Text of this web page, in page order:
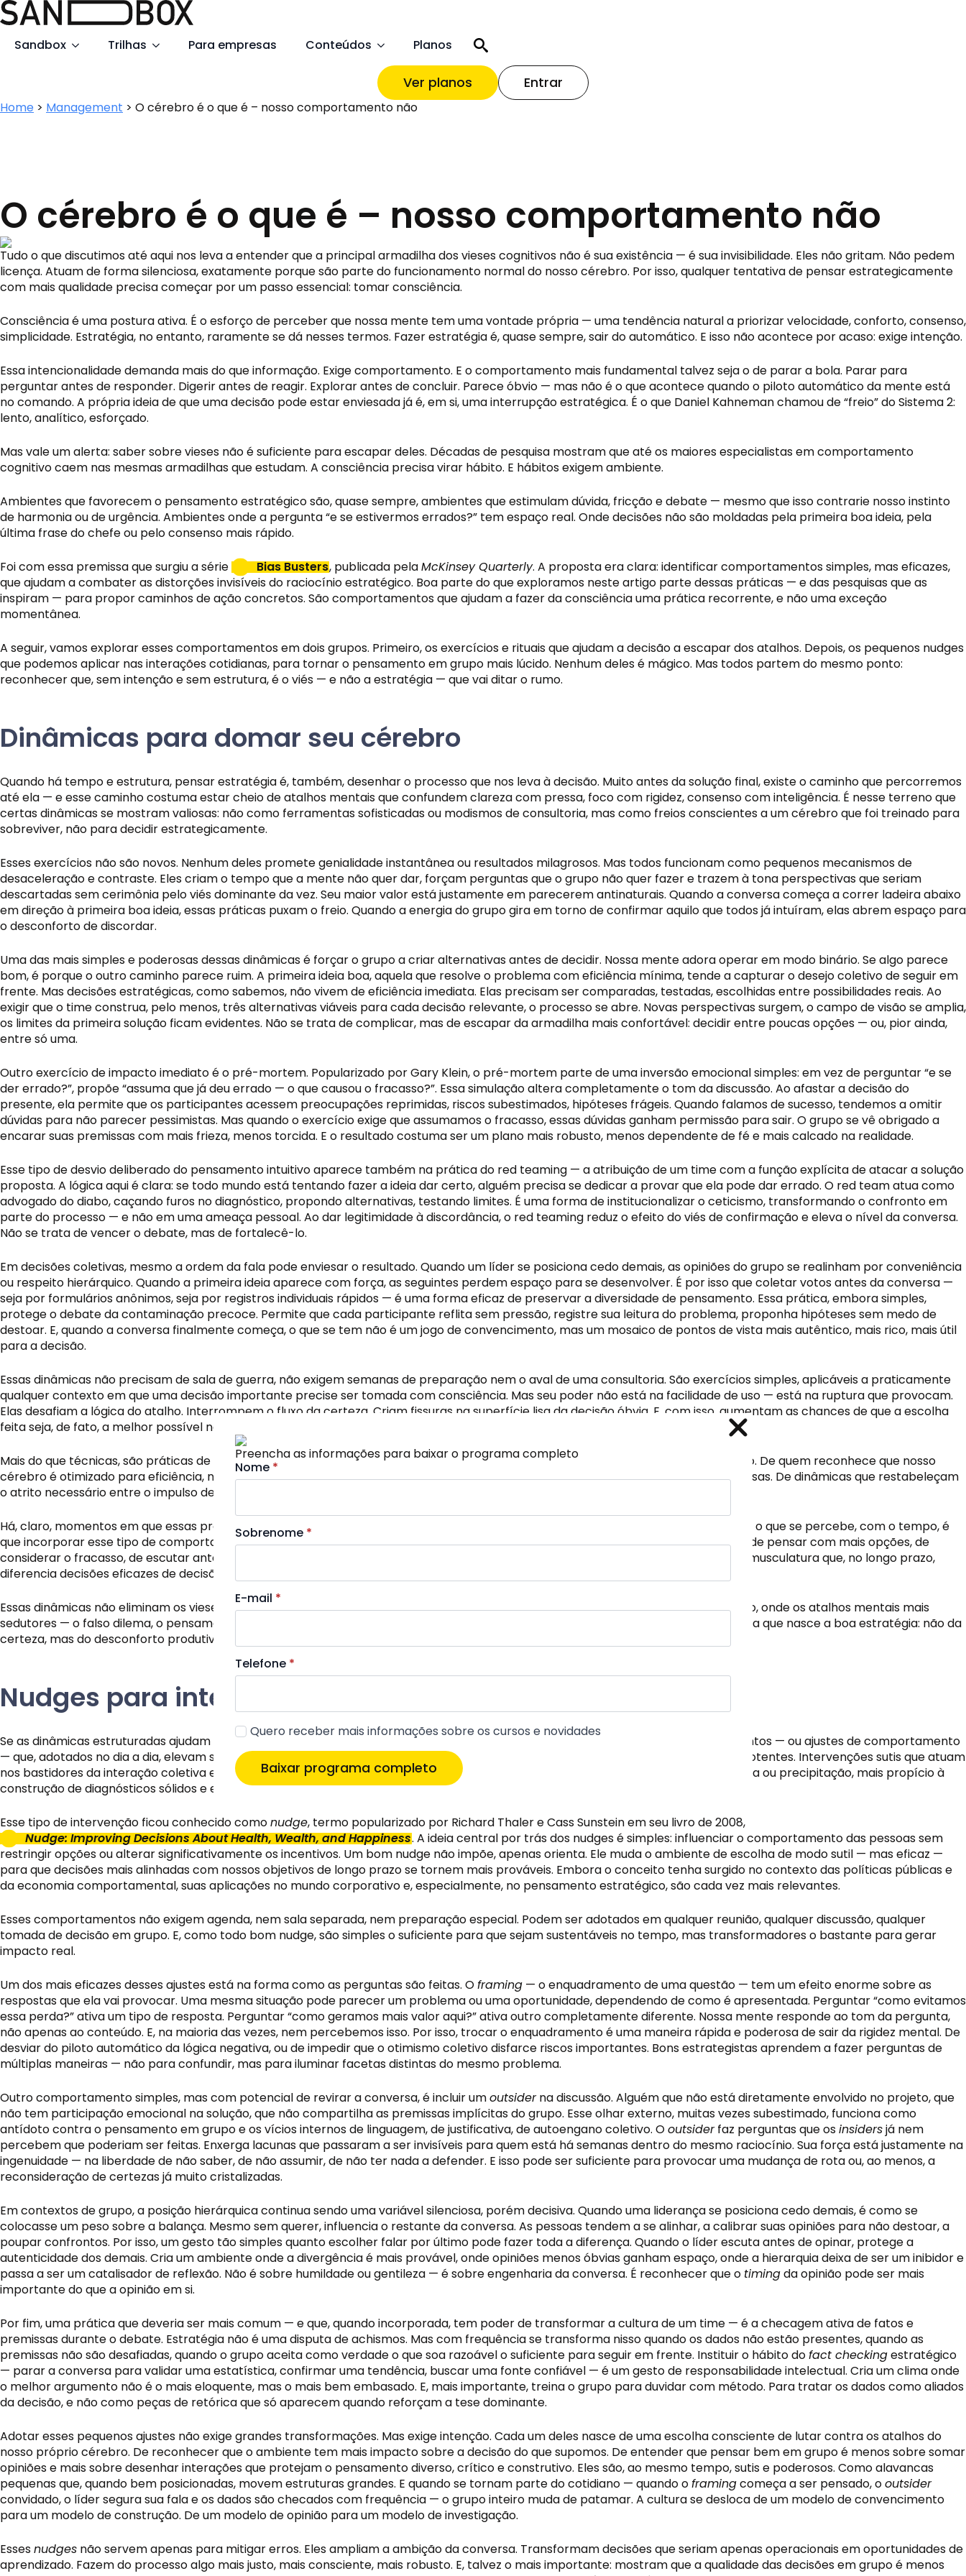
Sandbox Trilhas Para empresas Conteúdos Planos
for:
Ver planos Entrar
Home > Management > O cérebro é o que é – nosso comportamento não
O cérebro é o que é – nosso comportamento não
Tudo o que discutimos até aqui nos leva a entender que a principal armadilha dos vieses cognitivos não é sua existência — é sua invisibilidade. Eles não gritam. Não pedem
licença. Atuam de forma silenciosa, exatamente porque são parte do funcionamento normal do nosso cérebro. Por isso, qualquer tentativa de pensar estrategicamente
com mais qualidade precisa começar por um passo essencial: tomar consciência.
Consciência é uma postura ativa. É o esforço de perceber que nossa mente tem uma vontade própria — uma tendência natural a priorizar velocidade, conforto, consenso,
simplicidade. Estratégia, no entanto, raramente se dá nesses termos. Fazer estratégia é, quase sempre, sair do automático. E isso não acontece por acaso: exige intenção.
Essa intencionalidade demanda mais do que informação. Exige comportamento. E o comportamento mais fundamental talvez seja o de parar a bola. Parar para
perguntar antes de responder. Digerir antes de reagir. Explorar antes de concluir. Parece óbvio — mas não é o que acontece quando o piloto automático da mente está
no comando. A própria ideia de que uma decisão pode estar enviesada já é, em si, uma interrupção estratégica. É o que Daniel Kahneman chamou de “freio” do Sistema 2:
lento, analítico, esforçado.
Mas vale um alerta: saber sobre vieses não é suficiente para escapar deles. Décadas de pesquisa mostram que até os maiores especialistas em comportamento
cognitivo caem nas mesmas armadilhas que estudam. A consciência precisa virar hábito. E hábitos exigem ambiente.
Ambientes que favorecem o pensamento estratégico são, quase sempre, ambientes que estimulam dúvida, fricção e debate — mesmo que isso contrarie nosso instinto
de harmonia ou de urgência. Ambientes onde a pergunta “e se estivermos errados?” tem espaço real. Onde decisões não são moldadas pela primeira boa ideia, pela
última frase do chefe ou pelo consenso mais rápido.
Foi com essa premissa que surgiu a série Bias Busters, publicada pelaMcKinsey Quarterly. A proposta era clara: identificar comportamentos simples, mas eficazes,
que ajudam a combater as distorções invisíveis do raciocínio estratégico. Boa parte do que exploramos neste artigo parte dessas práticas — e das pesquisas que as
inspiram — para propor caminhos de ação concretos. São comportamentos que ajudam a fazer da consciência uma prática recorrente, e não uma exceção
momentânea.
A seguir, vamos explorar esses comportamentos em dois grupos. Primeiro, os exercícios e rituais que ajudam a decisão a escapar dos atalhos. Depois, os pequenos nudges
que podemos aplicar nas interações cotidianas, para tornar o pensamento em grupo mais lúcido. Nenhum deles é mágico. Mas todos partem do mesmo ponto:
reconhecer que, sem intenção e sem estrutura, é o viés — e não a estratégia — que vai ditar o rumo.
Dinâmicas para domar seu cérebro
Quando há tempo e estrutura, pensar estratégia é, também, desenhar o processo que nos leva à decisão. Muito antes da solução final, existe o caminho que percorremos
até ela — e esse caminho costuma estar cheio de atalhos mentais que confundem clareza com pressa, foco com rigidez, consenso com inteligência. É nesse terreno que
certas dinâmicas se mostram valiosas: não como ferramentas sofisticadas ou modismos de consultoria, mas como freios conscientes a um cérebro que foi treinado para
sobreviver, não para decidir estrategicamente.
Esses exercícios não são novos. Nenhum deles promete genialidade instantânea ou resultados milagrosos. Mas todos funcionam como pequenos mecanismos de
desaceleração e contraste. Eles criam o tempo que a mente não quer dar, forçam perguntas que o grupo não quer fazer e trazem à tona perspectivas que seriam
descartadas sem cerimônia pelo viés dominante da vez. Seu maior valor está justamente em parecerem antinaturais. Quando a conversa começa a correr ladeira abaixo
em direção à primeira boa ideia, essas práticas puxam o freio. Quando a energia do grupo gira em torno de confirmar aquilo que todos já intuíram, elas abrem espaço para
o desconforto de discordar.
Uma das mais simples e poderosas dessas dinâmicas é forçar o grupo a criar alternativas antes de decidir. Nossa mente adora operar em modo binário. Se algo parece
bom, é porque o outro caminho parece ruim. A primeira ideia boa, aquela que resolve o problema com eficiência mínima, tende a capturar o desejo coletivo de seguir em
frente. Mas decisões estratégicas, como sabemos, não vivem de eficiência imediata. Elas precisam ser comparadas, testadas, escolhidas entre possibilidades reais. Ao
exigir que o time construa, pelo menos, três alternativas viáveis para cada decisão relevante, o processo se abre. Novas perspectivas surgem, o campo de visão se amplia,
os limites da primeira solução ficam evidentes. Não se trata de complicar, mas de escapar da armadilha mais confortável: decidir entre poucas opções — ou, pior ainda,
entre só uma.
Outro exercício de impacto imediato é o pré-mortem. Popularizado por Gary Klein, o pré-mortem parte de uma inversão emocional simples: em vez de perguntar “e se
der errado?”, propõe “assuma que já deu errado — o que causou o fracasso?”. Essa simulação altera completamente o tom da discussão. Ao afastar a decisão do
presente, ela permite que os participantes acessem preocupações reprimidas, riscos subestimados, hipóteses frágeis. Quando falamos de sucesso, tendemos a omitir
dúvidas para não parecer pessimistas. Mas quando o exercício exige que assumamos o fracasso, essas dúvidas ganham permissão para sair. O grupo se vê obrigado a
encarar suas premissas com mais frieza, menos torcida. E o resultado costuma ser um plano mais robusto, menos dependente de fé e mais calcado na realidade.
Esse tipo de desvio deliberado do pensamento intuitivo aparece também na prática do red teaming — a atribuição de um time com a função explícita de atacar a solução
proposta. A lógica aqui é clara: se todo mundo está tentando fazer a ideia dar certo, alguém precisa se dedicar a provar que ela pode dar errado. O red team atua como
advogado do diabo, caçando furos no diagnóstico, propondo alternativas, testando limites. É uma forma de institucionalizar o ceticismo, transformando o confronto em
parte do processo — e não em uma ameaça pessoal. Ao dar legitimidade à discordância, o red teaming reduz o efeito do viés de confirmação e eleva o nível da conversa.
Não se trata de vencer o debate, mas de fortalecê-lo.
Em decisões coletivas, mesmo a ordem da fala pode enviesar o resultado. Quando um líder se posiciona cedo demais, as opiniões do grupo se realinham por conveniência
ou respeito hierárquico. Quando a primeira ideia aparece com força, as seguintes perdem espaço para se desenvolver. É por isso que coletar votos antes da conversa —
seja por formulários anônimos, seja por registros individuais rápidos — é uma forma eficaz de preservar a diversidade de pensamento. Essa prática, embora simples,
protege o debate da contaminação precoce. Permite que cada participante reflita sem pressão, registre sua leitura do problema, proponha hipóteses sem medo de
destoar. E, quando a conversa finalmente começa, o que se tem não é um jogo de convencimento, mas um mosaico de pontos de vista mais autêntico, mais rico, mais útil
para a decisão.
Essas dinâmicas não precisam de sala de guerra, não exigem semanas de preparação nem o aval de uma consultoria. São exercícios simples, aplicáveis a praticamente
qualquer contexto em que uma decisão importante precise ser tomada com consciência. Mas seu poder não está na facilidade de uso — está na ruptura que provocam.
Elas desafiam a lógica do atalho. Interrompem o fluxo da certeza. Criam fissuras na superfície lisa da decisão óbvia. E, com isso, aumentam as chances de que a escolha
feita seja, de fato, a melhor possível naquele momento — não apenas a mais rápida ou a mais confortável.
Mais do que técnicas, são práticas de intenção. Escolhas conscientes de quem sabe que pensar bem exige mais do que pensar rápido. De quem reconhece que nosso
cérebro é otimizado para eficiência, não para lucidez. E que, justamente por isso, o pensamento estratégico precisa de freios. De pausas. De dinâmicas que restabeleçam
o atrito necessário entre o impulso de decidir e a responsabilidade de acertar.
Há, claro, momentos em que essas práticas parecem excessivas. Há decisões que precisam ser tomadas em horas, não em dias. Mas o que se percebe, com o tempo, é
que incorporar esse tipo de comportamento transforma o padrão da tomada de decisão. Mesmo quando o tempo é curto, o hábito de pensar com mais opções, de
considerar o fracasso, de escutar antes de falar, de testar antes de confirmar, começa a operar automaticamente. E é esse tipo de musculatura que, no longo prazo,
diferencia decisões eficazes de decisões apenas eficientes.
Essas dinâmicas não eliminam os vieses. Nada elimina. Mas criam espaço para que eles sejam confrontados. Criam uma zona de atrito, onde os atalhos mentais mais
sedutores — o falso dilema, o pensamento em grupo, a ânsia por agir — são desafiados antes que se tornem irreversíveis. É nessa zona que nasce a boa estratégia: não da
certeza, mas do desconforto produtivo de quem ousa pensar mais devagar.
Nudges para interações em grupo
Se as dinâmicas estruturadas ajudam a melhorar decisões em contextos mais planejados, existem também pequenos comportamentos — ou ajustes de comportamento
— que, adotados no dia a dia, elevam significativamente a qualidade das conversas e decisões em grupo. São gestos discretos, mas potentes. Intervenções sutis que atuam
nos bastidores da interação coletiva e, aos poucos, moldam um ambiente menos suscetível a viés, menos contaminado por hierarquia ou precipitação, mais propício à
construção de diagnósticos sólidos e escolhas conscientes.
Esse tipo de intervenção ficou conhecido comonudge, termo popularizado por Richard Thaler e Cass Sunstein em seu livro de 2008,
Nudge: Improving Decisions About Health, Wealth, and Happiness. A ideia central por trás dos nudges é simples: influenciar o comportamento das pessoas sem
restringir opções ou alterar significativamente os incentivos. Um bom nudge não impõe, apenas orienta. Ele muda o ambiente de escolha de modo sutil — mas eficaz —
para que decisões mais alinhadas com nossos objetivos de longo prazo se tornem mais prováveis. Embora o conceito tenha surgido no contexto das políticas públicas e
da economia comportamental, suas aplicações no mundo corporativo e, especialmente, no pensamento estratégico, são cada vez mais relevantes.
Esses comportamentos não exigem agenda, nem sala separada, nem preparação especial. Podem ser adotados em qualquer reunião, qualquer discussão, qualquer
tomada de decisão em grupo. E, como todo bom nudge, são simples o suficiente para que sejam sustentáveis no tempo, mas transformadores o bastante para gerar
impacto real.
Um dos mais eficazes desses ajustes está na forma como as perguntas são feitas. Oframing — o enquadramento de uma questão — tem um efeito enorme sobre as
respostas que ela vai provocar. Uma mesma situação pode parecer um problema ou uma oportunidade, dependendo de como é apresentada. Perguntar “como evitamos
essa perda?” ativa um tipo de resposta. Perguntar “como geramos mais valor aqui?” ativa outro completamente diferente. Nossa mente responde ao tom da pergunta,
não apenas ao conteúdo. E, na maioria das vezes, nem percebemos isso. Por isso, trocar o enquadramento é uma maneira rápida e poderosa de sair da rigidez mental. De
desviar do piloto automático da lógica negativa, ou de impedir que o otimismo coletivo disfarce riscos importantes. Bons estrategistas aprendem a fazer perguntas de
múltiplas maneiras — não para confundir, mas para iluminar facetas distintas do mesmo problema.
Outro comportamento simples, mas com potencial de revirar a conversa, é incluir umoutsiderna discussão. Alguém que não está diretamente envolvido no projeto, que
não tem participação emocional na solução, que não compartilha as premissas implícitas do grupo. Esse olhar externo, muitas vezes subestimado, funciona como
antídoto contra o pensamento em grupo e os vícios internos de linguagem, de justificativa, de autoengano coletivo. Ooutsiderfaz perguntas que osinsidersjá nem
percebem que poderiam ser feitas. Enxerga lacunas que passaram a ser invisíveis para quem está há semanas dentro do mesmo raciocínio. Sua força está justamente na
ingenuidade — na liberdade de não saber, de não assumir, de não ter nada a defender. E isso pode ser suficiente para provocar uma mudança de rota ou, ao menos, a
reconsideração de certezas já muito cristalizadas.
Em contextos de grupo, a posição hierárquica continua sendo uma variável silenciosa, porém decisiva. Quando uma liderança se posiciona cedo demais, é como se
colocasse um peso sobre a balança. Mesmo sem querer, influencia o restante da conversa. As pessoas tendem a se alinhar, a calibrar suas opiniões para não destoar, a
poupar confrontos. Por isso, um gesto tão simples quanto escolher falar por último pode fazer toda a diferença. Quando o líder escuta antes de opinar, protege a
autenticidade dos demais. Cria um ambiente onde a divergência é mais provável, onde opiniões menos óbvias ganham espaço, onde a hierarquia deixa de ser um inibidor e
passa a ser um catalisador de reflexão. Não é sobre humildade ou gentileza — é sobre engenharia da conversa. É reconhecer que o timingda opinião pode ser mais
importante do que a opinião em si.
Por fim, uma prática que deveria ser mais comum — e que, quando incorporada, tem poder de transformar a cultura de um time — é a checagem ativa de fatos e
premissas durante o debate. Estratégia não é uma disputa de achismos. Mas com frequência se transforma nisso quando os dados não estão presentes, quando as
premissas não são desafiadas, quando o grupo aceita como verdade o que soa razoável o suficiente para seguir em frente. Instituir o hábito dofact checkingestratégico
— parar a conversa para validar uma estatística, confirmar uma tendência, buscar uma fonte confiável — é um gesto de responsabilidade intelectual. Cria um clima onde
o melhor argumento não é o mais eloquente, mas o mais bem embasado. E, mais importante, treina o grupo para duvidar com método. Para tratar os dados como aliados
da decisão, e não como peças de retórica que só aparecem quando reforçam a tese dominante.
Adotar esses pequenos ajustes não exige grandes transformações. Mas exige intenção. Cada um deles nasce de uma escolha consciente de lutar contra os atalhos do
nosso próprio cérebro. De reconhecer que o ambiente tem mais impacto sobre a decisão do que supomos. De entender que pensar bem em grupo é menos sobre somar
opiniões e mais sobre desenhar interações que protejam o pensamento diverso, crítico e construtivo. Eles são, ao mesmo tempo, sutis e poderosos. Como alavancas
pequenas que, quando bem posicionadas, movem estruturas grandes. E quando se tornam parte do cotidiano — quando oframingcomeça a ser pensado, ooutsider
convidado, o líder segura sua fala e os dados são checados com frequência — o grupo inteiro muda de patamar. A cultura se desloca de um modelo de convencimento
para um modelo de construção. De um modelo de opinião para um modelo de investigação.
Essesnudges não servem apenas para mitigar erros. Eles ampliam a ambição da conversa. Transformam decisões que seriam apenas operacionais em oportunidades de
aprendizado. Fazem do processo algo mais justo, mais consciente, mais robusto. E, talvez o mais importante: mostram que a qualidade das decisões em grupo é menos
Nome*
Sobrenome*
E-mail*
Telefone*
Quero
receber
novidades
Quero receber mais informações sobre os cursos e novidades
Quero mais informações
Assine nossas
especiais direto no seu e-mail. Não perca nada!
Email *
Quero me inscrever
Assine nossas
especiais direto no seu e-mail. Não perca nada!
Email *
Quero me inscrever
Preencha as informações para baixar o programa completo
Nome *
Sobrenome *
E-mail *
Telefone *
Quero
novidades
Quero receber mais informações sobre os cursos e novidades
Baixar programa completo